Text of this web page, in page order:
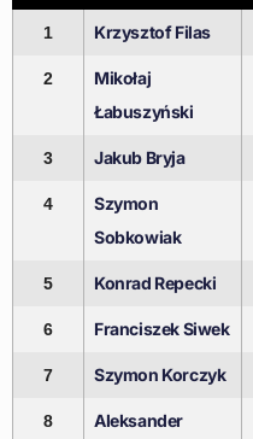
1 Krzysztof Filas
2
Mikołaj
Łabuszyński
3 Jakub Bryja
4
Szymon
Sobkowiak
5 Konrad Repecki
6 Franciszek Siwek
7 Szymon Korczyk
8
Aleksander